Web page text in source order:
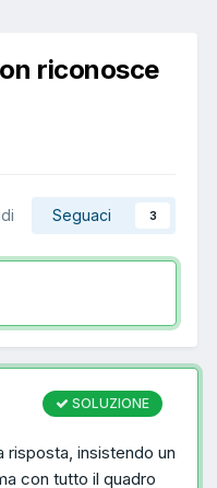
riconosce
Seguaci 3
SOLUZIONE
risposta, insistendo un
con tutto il quadro